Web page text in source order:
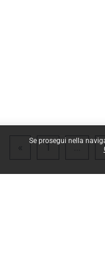
Se prosegui nella
Pagina
1Pagina 1
…